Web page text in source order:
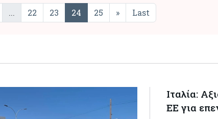
... 22 23 24 25 » Last
Ιταλία:
ΕΕ για